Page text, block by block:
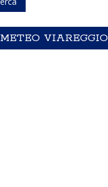
METEO VIAREGGIO